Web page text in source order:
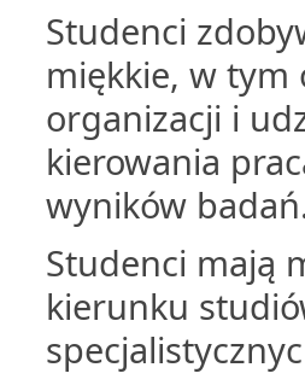
Studenci
miękkie, w tym
organizacji i
kierowania
wyników
Studenci mają
kierunku